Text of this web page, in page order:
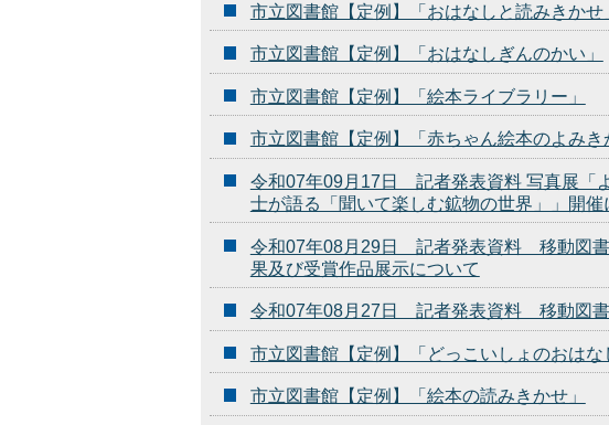
市立図書館【定例】「おはなしと読みきかせ
市立図書館【定例】「おはなしぎんのかい」
市立図書館【定例】「絵本ライブラリー」
市立図書館【定例】「赤ちゃん絵本のよみき
令和07年09月17日 記者発表資料 写真展「
士が語る「聞いて楽しむ鉱物の世界」」開催
令和07年08月29日 記者発表資料 移動図書
果及び受賞作品展示について
令和07年08月27日 記者発表資料 移動図書
市立図書館【定例】「どっこいしょのおはな
市立図書館【定例】「絵本の読みきかせ」